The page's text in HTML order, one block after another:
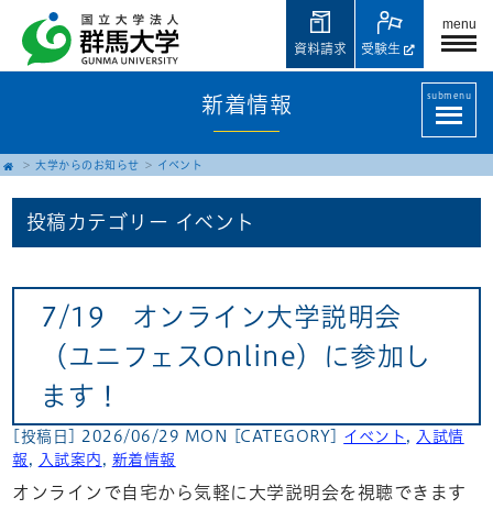
menu
受験生
資料請求
新着情報 submenu
大学からのお知らせ イベント
投稿カテゴリー イベント
7/19 オンライン大学説明会
（ユニフェスOnline）に参加し
ます！
[投稿日] 2026/06/29 MON [CATEGORY] イベント ,
入試情
報 , 入試案内 , 新着情報
オンラインで自宅から気軽に大学説明会を視聴できます